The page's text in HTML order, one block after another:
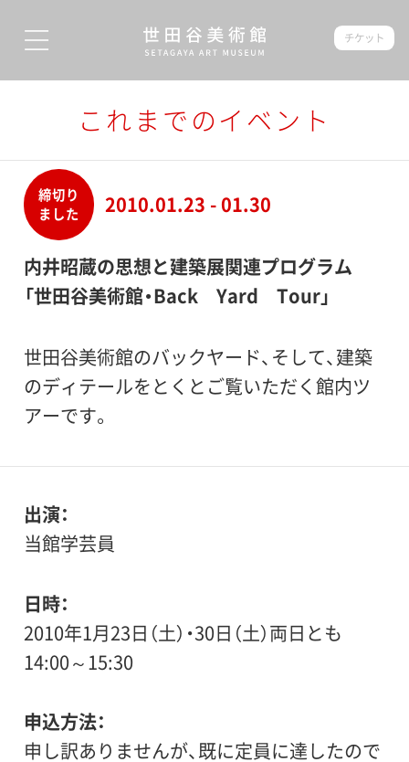
チケット
これまでのイベント
締切り
ました
2010.01.23 - 01.30
内井昭蔵の思想と建築展関連プログラム
「世田谷美術館・Back Yard Tour」
世田谷美術館のバックヤード、そして、建築
のディテールをとくとご覧いただく館内ツ
アーです。
出演
当館学芸員
日時
2010年1月23日（土）・30日（土）両日とも
14:00～15:30
申込方法
申し訳ありませんが、既に定員に達したので